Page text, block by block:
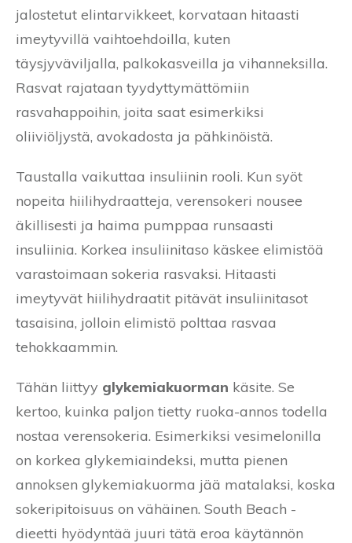
jalostetut elintarvikkeet, korvataan hitaasti
imeytyvillä vaihtoehdoilla, kuten
täysjyväviljalla, palkokasveilla ja vihanneksilla.
Rasvat rajataan tyydyttymättömiin
rasvahappoihin, joita saat esimerkiksi
oliiviöljystä, avokadosta ja pähkinöistä.
Taustalla vaikuttaa insuliinin rooli. Kun syöt
nopeita hiilihydraatteja, verensokeri nousee
äkillisesti ja haima pumppaa runsaasti
insuliinia. Korkea insuliinitaso käskee elimistöä
varastoimaan sokeria rasvaksi. Hitaasti
imeytyvät hiilihydraatit pitävät insuliinitasot
tasaisina, jolloin elimistö polttaa rasvaa
tehokkaammin.
Tähän liittyy glykemiakuorman käsite. Se
kertoo, kuinka paljon tietty ruoka-annos todella
nostaa verensokeria. Esimerkiksi vesimelonilla
on korkea glykemiaindeksi, mutta pienen
annoksen glykemiakuorma jää matalaksi, koska
sokeripitoisuus on vähäinen. South Beach -
dieetti hyödyntää juuri tätä eroa käytännön